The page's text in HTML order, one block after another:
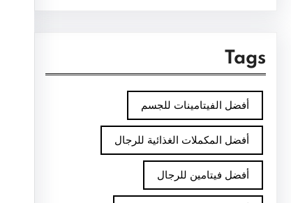
Tags
أفضل الفيتامينات للجسم
أفضل المكملات الغذائية للرجال
أفضل فيتامين للرجال